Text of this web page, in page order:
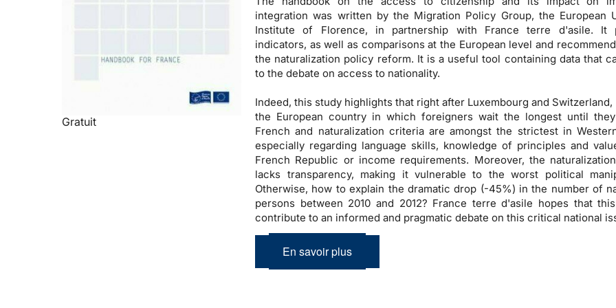
Gratuit
integration was written by the Migration Policy Group, the European
Institute of Florence, in partnership with France terre d'asile. It
indicators, as well as comparisons at the European level and
the naturalization policy reform. It is a useful tool containing data that
to the debate on access to nationality.
Indeed, this study highlights that right after Luxembourg and Switzerland,
the European country in which foreigners wait the longest until
French and naturalization criteria are amongst the strictest in
especially regarding language skills, knowledge of principles and
French Republic or income requirements. Moreover, the
lacks transparency, making it vulnerable to the worst political
Otherwise, how to explain the dramatic drop (-45%) in the number of
persons between 2010 and 2012? France terre d'asile hopes that
contribute to an informed and pragmatic debate on this critical national
En savoir plus